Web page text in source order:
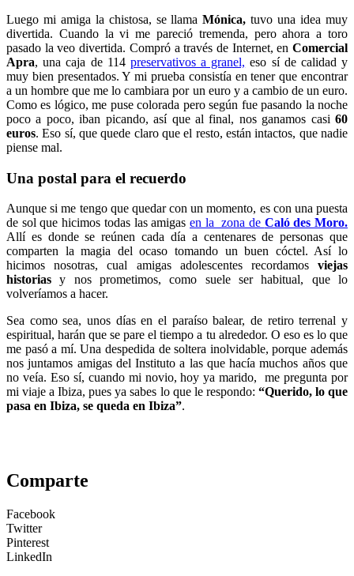
Luego mi amiga la chistosa, se llamaMónica, tuvo una idea muy
divertida. Cuando la vi me pareció tremenda, pero ahora a toro
pasado la veo divertida. Compró a través de Internet, en Comercial
Apra, una caja de 114 preservativos a granel, eso sí de calidad y
muy bien presentados. Y mi prueba consistía en tener que encontrar
a un hombre que me lo cambiara por un euro y a cambio de un euro.
Como es lógico, me puse colorada pero según fue pasando la noche
poco a poco, iban picando, así que al final, nos ganamos casi 60
euros. Eso sí, que quede claro que el resto, están intactos, que nadie
piense mal.
Una postal para el recuerdo
Aunque si me tengo que quedar con un momento, es con una puesta
de sol que hicimos todas las amigas en la zona de Caló des Moro.
Allí es donde se reúnen cada día a centenares de personas que
comparten la magia del ocaso tomando un buen cóctel. Así lo
hicimos nosotras, cual amigas adolescentes recordamos viejas
historias y nos prometimos, como suele ser habitual, que lo
volveríamos a hacer.
Sea como sea, unos días en el paraíso balear, de retiro terrenal y
espiritual, harán que se pare el tiempo a tu alrededor. O eso es lo que
me pasó a mí. Una despedida de soltera inolvidable, porque además
nos juntamos amigas del Instituto a las que hacía muchos años que
no veía. Eso sí, cuando mi novio, hoy ya marido, me pregunta por
mi viaje a Ibiza, pues ya sabes lo que le respondo: “Querido, lo que
pasa en Ibiza, se queda en Ibiza”.
Comparte
Facebook
Twitter
Pinterest
LinkedIn